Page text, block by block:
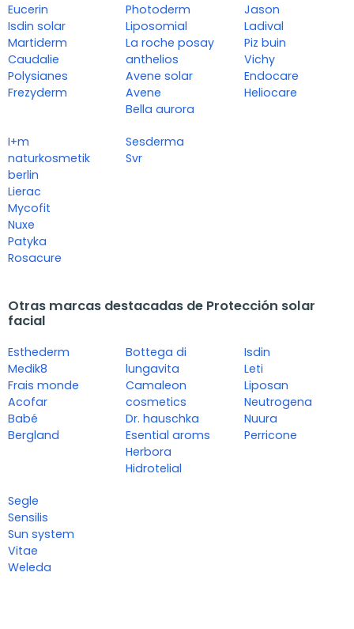
Eucerin
Isdin solar
Martiderm
Caudalie
Polysianes
Frezyderm
Photoderm
Liposomial
La roche posay
anthelios
Avene solar
Avene
Bella aurora
Jason
Ladival
Piz buin
Vichy
Endocare
Heliocare
I+m
naturkosmetik
berlin
Lierac
Mycofit
Nuxe
Patyka
Rosacure
Sesderma
Svr
Otras marcas destacadas de Protección solar
facial
Esthederm
Medik8
Frais monde
Acofar
Babé
Bergland
Bottega di
lungavita
Camaleon
cosmetics
Dr. hauschka
Esential aroms
Herbora
Hidrotelial
Isdin
Leti
Liposan
Neutrogena
Nuura
Perricone
Segle
Sensilis
Sun system
Vitae
Weleda